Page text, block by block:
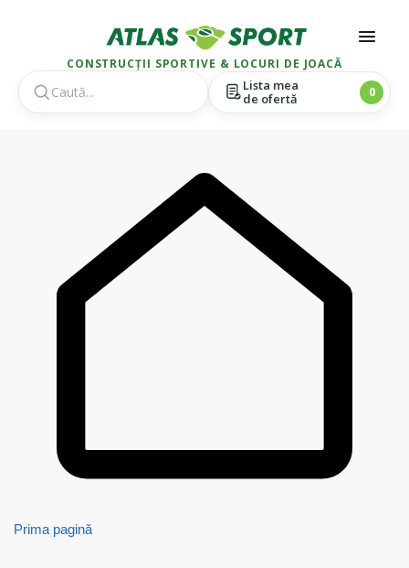
CONSTRUCȚII SPORTIVE & LOCURI DE JOACĂ
Lista mea
de ofertă
0
Prima pagină